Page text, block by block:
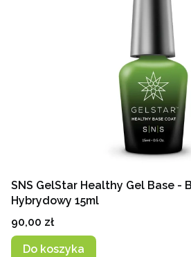
SNS GelStar Healthy Gel Base -
Hybrydowy 15ml
Cena
90,00 zł
Do koszyka